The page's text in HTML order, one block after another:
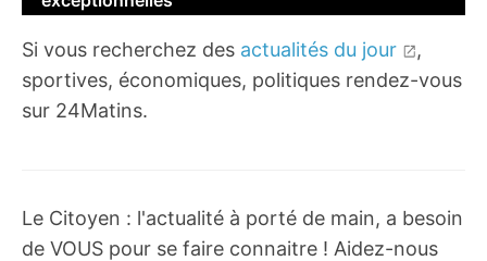
Si vous recherchez des actualités du jour
,
sportives, économiques, politiques rendez-vous
sur 24Matins.
Le Citoyen : l'actualité à porté de main, a besoin
de VOUS pour se faire connaitre ! Aidez-nous